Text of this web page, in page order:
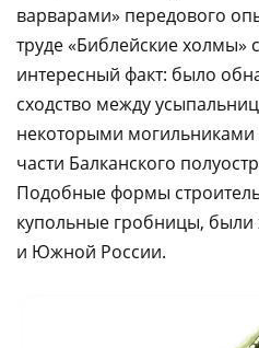
варварами» передового
труде «Библейские
интересный факт: было
сходство между
некоторыми могильниками
части Балканского
Подобные формы
купольные гробницы, были
и Южной России.